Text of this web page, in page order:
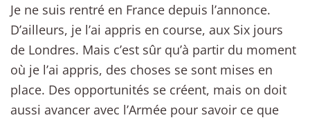
Je ne suis rentré en France depuis l’annonce.
D’ailleurs, je l’ai appris en course, aux Six jours
de Londres. Mais c’est sûr qu’à partir du moment
où je l’ai appris, des choses se sont mises en
place. Des opportunités se créent, mais on doit
aussi avancer avec l’Armée pour savoir ce que